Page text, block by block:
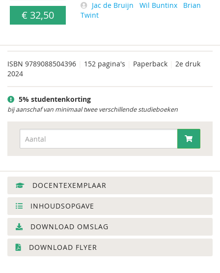
€ 32,50
Jac de Bruijn Wil Buntinx
Brian
Twint
ISBN 9789088504396 152 pagina's Paperback
2e druk
2024
5% studentenkorting
bij aanschaf van minimaal twee verschillende studieboeken
DOCENTEXEMPLAAR
INHOUDSOPGAVE
DOWNLOAD OMSLAG
DOWNLOAD FLYER